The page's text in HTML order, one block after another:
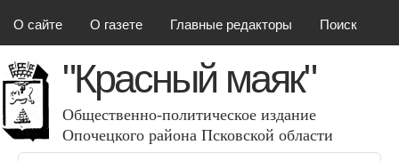
О сайте О газете Главные редакторы Поиск
"Красный маяк"
Общественно-политическое издание
Опочецкого района Псковcкой области